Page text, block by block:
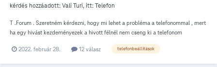
kérdés hozzáadott:Vali Turi, itt:Telefon
T .Forum . Szeretném kérdezni, hogy mi lehet a probléma a telefonommal , mert
ha egy hivást kezdeményezek a hivott félnél nem cseng ki a telefonom
2022. február 28.
12 válasz telefonbeállítások